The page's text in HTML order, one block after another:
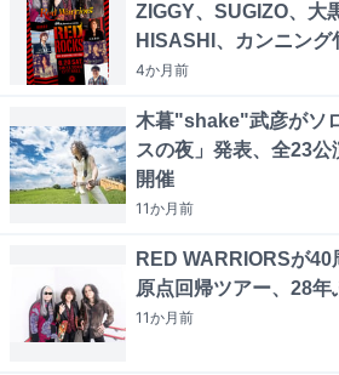
ZIGGY、SUGIZO、大
HISASHI、カンニング
4か月前
木暮"shake"武彦がソ
スの夜」発表、全23
開催
11か月前
RED WARRIORSが
原点回帰ツアー、28
11か月前